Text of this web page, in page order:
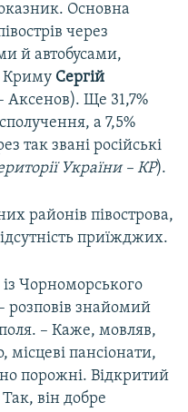
Основна
через
й автобусами,
Криму Сергій
Аксенов). Ще 31,7%
а 7,5%
так звані російські
України – КР).
районів півострова,
приїжджих.
Чорноморського
розповів знайомий
– Каже, мовляв,
пансіонати,
порожні. Відкритий
він добре